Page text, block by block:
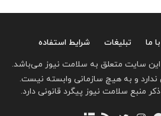
ما تبلیغات
شرایط استفاده
سایت متعلق به سلامت نیوز می‌باشد.
و به هیچ سازمانی وابسته نیست.
منبع سلامت نیوز پیگرد قانونی دارد.